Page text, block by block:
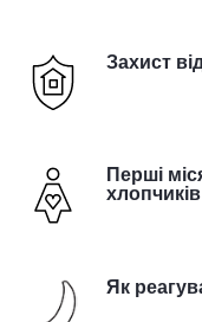
Захист
Перші
хлопчиків
Як